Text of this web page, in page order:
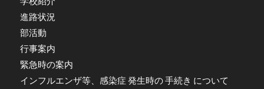
進路状況
部活動
行事案内
緊急時の案内
インフルエンザ等、感染症 発生時の 手続き について